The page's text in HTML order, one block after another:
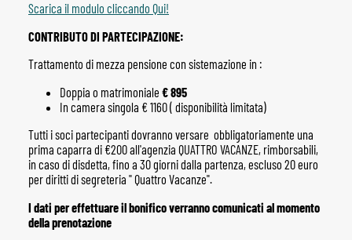
Scarica il modulo cliccando Qui!
CONTRIBUTO DI PARTECIPAZIONE:
Trattamento di mezza pensione con sistemazione in :
Doppia o matrimoniale € 895
In camera singola € 1160 ( disponibilità limitata)
Tutti i soci partecipanti dovranno versare obbligatoriamente una
prima caparra di €200 all'agenzia QUATTRO VACANZE, rimborsabili,
in caso di disdetta, fino a 30 giorni dalla partenza, escluso 20 euro
per diritti di segreteria " Quattro Vacanze".
I dati per effettuare il bonifico verranno comunicati al momento
della prenotazione